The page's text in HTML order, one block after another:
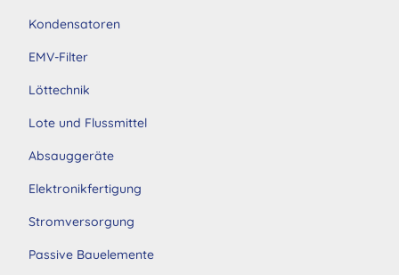
Kondensatoren
EMV-Filter
Löttechnik
Lote und Flussmittel
Absauggeräte
Elektronikfertigung
Stromversorgung
Passive Bauelemente